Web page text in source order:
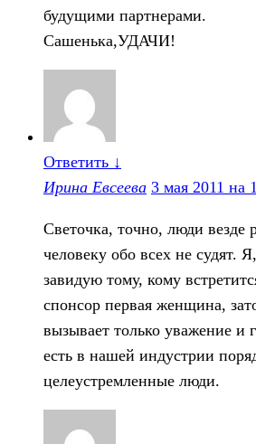
будущими партнерами.
Сашенька,УДАЧИ!
Ответить ↓
Ирина Евсеева 3 мая 2011 на
Светочка, точно, люди везде
человеку обо всех не судят.
завидую тому, кому
спонсор первая женщина,
вызывает только уважение и
есть в нашей индустрии
целеустремленные люди.